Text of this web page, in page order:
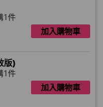
1件
加入購物車
版)
1件
加入購物車